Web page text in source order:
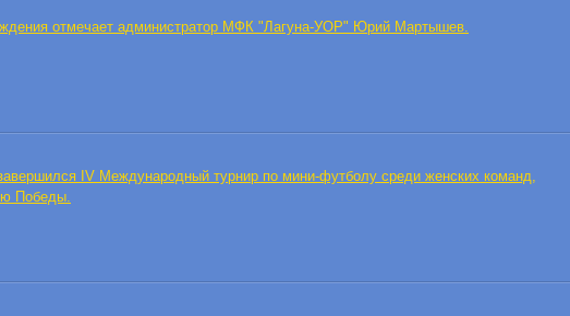
отмечает администратор МФК "Лагуна-УОР" Юрий Мартышев.
IV Международный турнир по мини-футболу среди женских команд,
Победы.